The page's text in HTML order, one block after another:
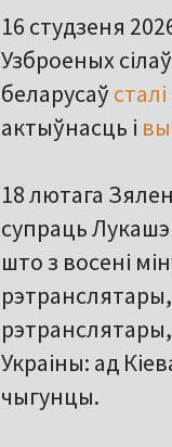
16 студзеня
Узброеных
беларусаў сталі
актыўнасць і
18 лютага
супраць
што з восені
Украіны: ад
чыгунцы.